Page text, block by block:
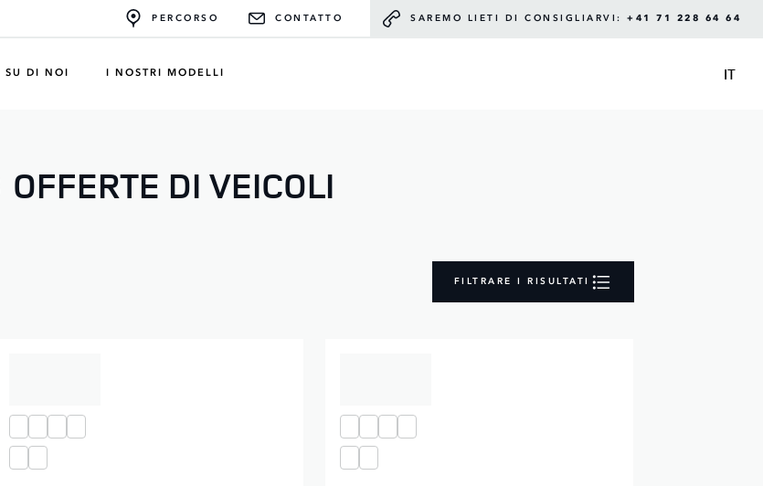
PERCORSO CONTATTO SAREMO LIETI DI CONSIGLIARVI: +41 71 228 64 64
SU DI NOI I NOSTRI MODELLI IT
OFFERTE DI VEICOLI
FILTRARE I RISULTATI